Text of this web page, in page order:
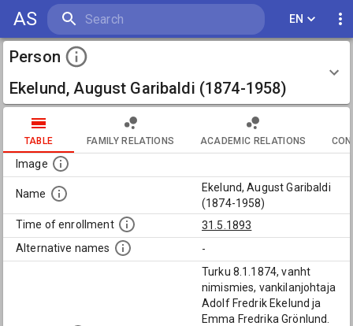
AS EN
Person
Ekelund, August Garibaldi (1874-1958)
TABLE FAMILY RELATIONS ACADEMIC RELATIONS
Image
Name
Ekelund, August Garibaldi
(1874-1958)
Time of enrollment
31.5.1893
Alternative names
-
Turku 8.1.1874, vanht
nimismies, vankilanjohtaja
Adolf Fredrik Ekelund ja
Emma Fredrika Grönlund.